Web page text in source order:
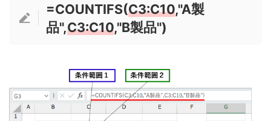
=COUNTIFS(C3:C10,"A製
品",C3:C10,"B製品")